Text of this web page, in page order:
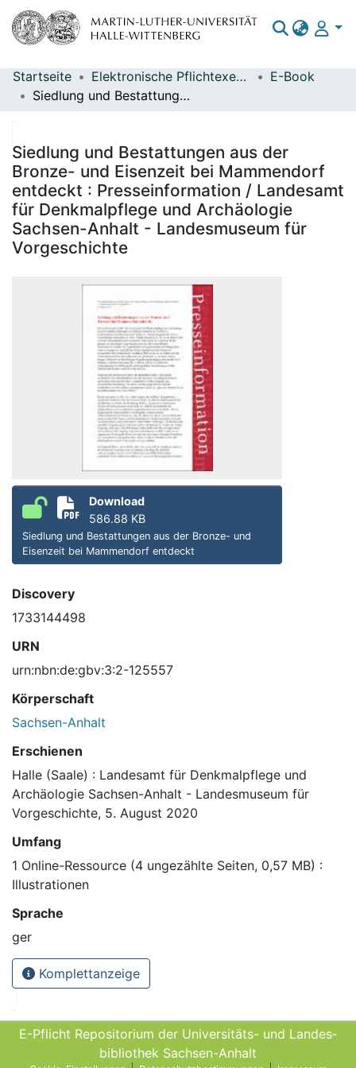
Bereiche & Sammlungen
Statistiken
Startseite Elektronische Pflichtexemplare
E-Book
Siedlung und Bestattungen aus der Bronze- und Eisenzeit bei Mammendorf entdeckt : Presseinformation / Landesamt für Denkmalpflege und Archäologie Sachsen-Anhalt - Landesmuseum für Vorgeschichte
Siedlung und Bestattungen aus der
Bronze- und Eisenzeit bei Mammendorf
entdeckt : Presseinformation / Landesamt
für Denkmalpflege und Archäologie
Sachsen-Anhalt - Landesmuseum für
Vorgeschichte
Download
586.88 KB
Siedlung und Bestattungen aus der Bronze- und
Eisenzeit bei Mammendorf entdeckt
Discovery
1733144498
URN
urn:nbn:de:gbv:3:2-125557
Körperschaft
Sachsen-Anhalt
Erschienen
Halle (Saale) : Landesamt für Denkmalpflege und
Archäologie Sachsen-Anhalt - Landesmuseum für
Vorgeschichte, 5. August 2020
Umfang
1 Online-Ressource (4 ungezählte Seiten, 0,57 MB) :
Illustrationen
Sprache
ger
Komplettanzeige
E-Pflicht Repositorium der Universitäts- und Landes­
bibliothek Sachsen-Anhalt